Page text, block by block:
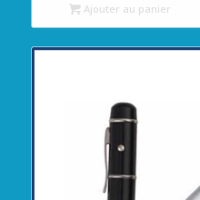
Ajouter au panier